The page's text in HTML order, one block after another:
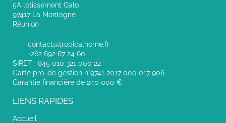
5A lotissement Galo
97417 La Montagne
Réunion
contact@tropicalhome.fr
+262 692 67 24 60
SIRET : 845 010 321 000 22
Carte pro. de gestion n°9741 2017 000 017 906
Garantie financière de 240 000 €
LIENS RAPIDES
Accueil